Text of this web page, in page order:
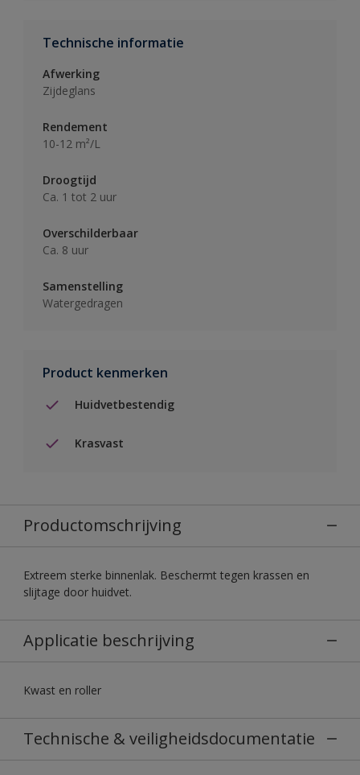
Technische informatie
Afwerking
Zijdeglans
Rendement
10-12 m²/L
Droogtijd
Ca. 1 tot 2 uur
Overschilderbaar
Ca. 8 uur
Samenstelling
Watergedragen
Product kenmerken
Huidvetbestendig
Krasvast
Productomschrijving
Extreem sterke binnenlak. Beschermt tegen krassen en
slijtage door huidvet.
Applicatie beschrijving
Kwast en roller
Technische & veiligheidsdocumentatie